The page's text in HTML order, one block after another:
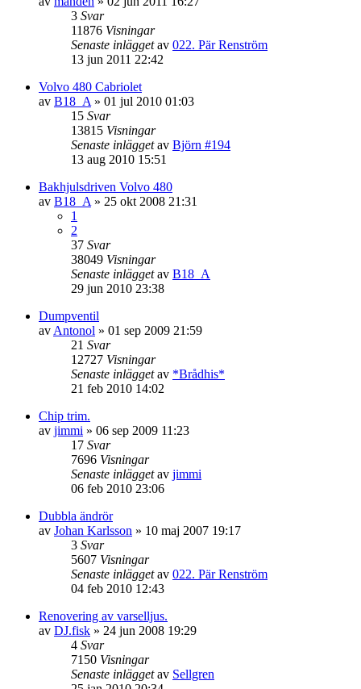
3 Svar
11876 Visningar
Senaste inläggetav 022. Pär Renström
13 jun 2011 22:42
Volvo 480 Cabriolet
av B18_A » 01 jul 2010 01:03
15 Svar
13815 Visningar
Senaste inläggetav Björn #194
13 aug 2010 15:51
Bakhjulsdriven Volvo 480
av B18_A » 25 okt 2008 21:31
1
2
37 Svar
38049 Visningar
Senaste inläggetav B18_A
29 jun 2010 23:38
Dumpventil
av Antonol » 01 sep 2009 21:59
21 Svar
12727 Visningar
Senaste inläggetav *Brådhis*
21 feb 2010 14:02
Chip trim.
av jimmi » 06 sep 2009 11:23
17 Svar
7696 Visningar
Senaste inläggetav jimmi
06 feb 2010 23:06
Dubbla ändrör
av Johan Karlsson » 10 maj 2007 19:17
3 Svar
5607 Visningar
Senaste inläggetav 022. Pär Renström
04 feb 2010 12:43
Renovering av varselljus.
av DJ.fisk » 24 jun 2008 19:29
4 Svar
7150 Visningar
Senaste inläggetav Sellgren